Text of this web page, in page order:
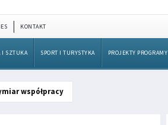
KONTAKT
I SZTUKA SPORT I TURYSTYKA PROJEKTY PROGRAMY
współpracy